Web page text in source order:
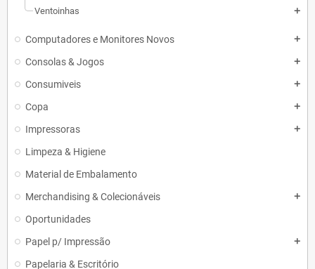
Ventoinhas
add
Computadores e Monitores Novos add
Consolas & Jogos add
Consumiveis add
Copa add
Impressoras add
Limpeza & Higiene
Material de Embalamento
Merchandising & Colecionáveis
add
Oportunidades
Papel p/ Impressão
add
Papelaria & Escritório